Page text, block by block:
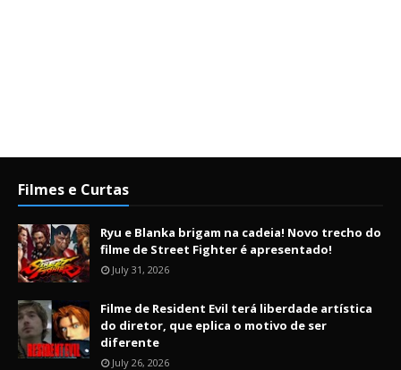
Filmes e Curtas
Ryu e Blanka brigam na cadeia! Novo trecho do
filme de Street Fighter é apresentado!
July 31, 2026
Filme de Resident Evil terá liberdade artística
do diretor, que eplica o motivo de ser
diferente
July 26, 2026